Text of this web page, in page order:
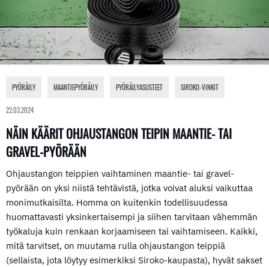
NÄIN KÄÄRIT OHJAUSTANGON TEIPIN MAANTIE- TAI
GRAVEL-PYÖRÄÄN
PYÖRÄILY MAANTIEPYÖRÄILY PYÖRÄILYASUSTEET SIROKO-VINKIT
22.03.2024
Ohjaustangon teippien vaihtaminen maantie- tai gravel-
pyörään on yksi niistä tehtävistä, jotka voivat aluksi vaikuttaa
monimutkaisilta. Homma on kuitenkin todellisuudessa
huomattavasti yksinkertaisempi ja siihen tarvitaan vähemmän
työkaluja kuin renkaan korjaamiseen tai vaihtamiseen. Kaikki,
mitä tarvitset, on muutama rulla ohjaustangon teippiä
(sellaista, jota löytyy esimerkiksi Siroko-kaupasta), hyvät sakset